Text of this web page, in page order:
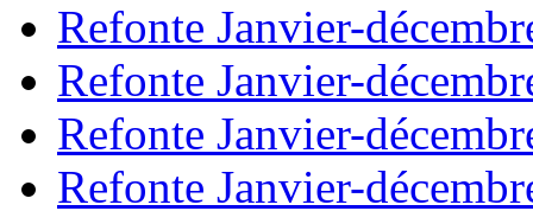
Refonte Janvier-
Refonte Janvier-
Refonte Janvier-
Refonte Janvier-